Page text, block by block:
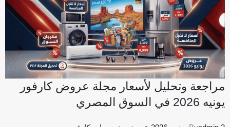
مراجعة وتحليل لأسعار مجلة عروض كارفور
يونيه 2026 في السوق المصري